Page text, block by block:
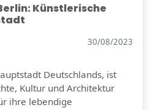
Künstlerische
30/08/2023
Deutschlands, ist
Kultur und Architektur
ihre lebendige